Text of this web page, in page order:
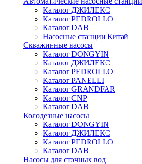
Каталог ДЖИЛЕКС
Каталог PEDROLLO
Каталог DAB
Насосные станции Китай
Скважинные насосы
Каталог DONGYIN
Каталог ДЖИЛЕКС
Каталог PEDROLLO
Каталог PANELLI
Каталог GRANDFAR
Каталог CNP
Каталог DAB
Колодезные насосы
Каталог DONGYIN
Каталог ДЖИЛЕКС
Каталог PEDROLLO
Каталог DAB
Насосы для сточных вод